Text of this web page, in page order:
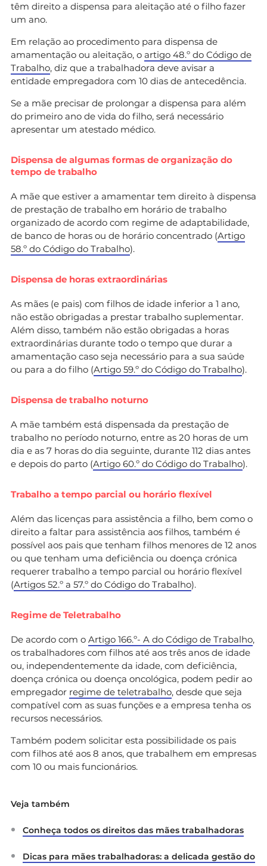
têm direito a dispensa para aleitação até o filho fazer
um ano.
Em relação ao procedimento para dispensa de
amamentação ou aleitação, o artigo 48.º do Código de
Trabalho, diz que a trabalhadora deve avisar a
entidade empregadora com 10 dias de antecedência.
Se a mãe precisar de prolongar a dispensa para além
do primeiro ano de vida do filho, será necessário
apresentar um atestado médico.
Dispensa de algumas formas de organização do
tempo de trabalho
A mãe que estiver a amamentar tem direito à dispensa
de prestação de trabalho em horário de trabalho
organizado de acordo com regime de adaptabilidade,
de banco de horas ou de horário concentrado (Artigo
58.º do Código do Trabalho).
Dispensa de horas extraordinárias
As mães (e pais) com filhos de idade inferior a 1 ano,
não estão obrigadas a prestar trabalho suplementar.
Além disso, também não estão obrigadas a horas
extraordinárias durante todo o tempo que durar a
amamentação caso seja necessário para a sua saúde
ou para a do filho (Artigo 59.º do Código do Trabalho).
Dispensa de trabalho noturno
A mãe também está dispensada da prestação de
trabalho no período noturno, entre as 20 horas de um
dia e as 7 horas do dia seguinte, durante 112 dias antes
e depois do parto (Artigo 60.º do Código do Trabalho).
Trabalho a tempo parcial ou horário flexível
Além das licenças para assistência a filho, bem como o
direito a faltar para assistência aos filhos, também é
possível aos pais que tenham filhos menores de 12 anos
ou que tenham uma deficiência ou doença crónica
requerer trabalho a tempo parcial ou horário flexível
(Artigos 52.º a 57.º do Código do Trabalho).
Regime de Teletrabalho
De acordo com o Artigo 166.º- A do Código de Trabalho,
os trabalhadores com filhos até aos três anos de idade
ou, independentemente da idade, com deficiência,
doença crónica ou doença oncológica, podem pedir ao
empregador regime de teletrabalho, desde que seja
compatível com as suas funções e a empresa tenha os
recursos necessários.
Também podem solicitar esta possibilidade os pais
com filhos até aos 8 anos, que trabalhem em empresas
com 10 ou mais funcionários.
Veja também
Conheça todos os direitos das mães trabalhadoras
Dicas para mães trabalhadoras: a delicada gestão do